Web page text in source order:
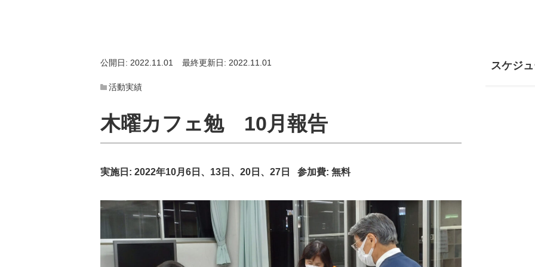
公開日: 2022.11.01 最終更新日: 2022.11.01
活動実績
木曜カフェ勉 10月報告
実施日: 2022年10月6日、13日、20日、27日 参加費: 無料
スケジ